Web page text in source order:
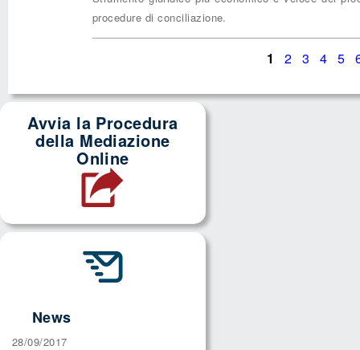
procedure di conciliazione.
1 2 3 4 5
Avvia la Procedura
della Mediazione
Online
News
28/09/2017